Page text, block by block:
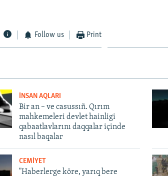
Follow us Print
İNSAN AQLARI
Bir an – ve casussıñ. Qırım
mahkemeleri devlet hainligi
qabaatlavlarını daqqalar içinde
nasıl baqalar
CEMİYET
"Haberlerge köre, yarıq bere